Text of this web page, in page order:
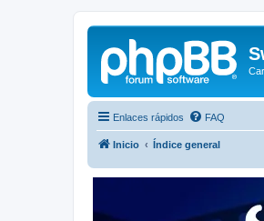
Enlaces rápidos FAQ
Inicio Índice general